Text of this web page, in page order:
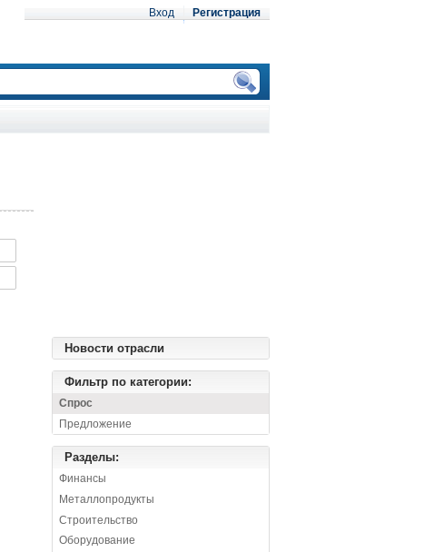
Вход Регистрация
Новости отрасли
Фильтр по категории:
Спрос
Предложение
Разделы:
Финансы
Металлопродукты
Строительство
Оборудование